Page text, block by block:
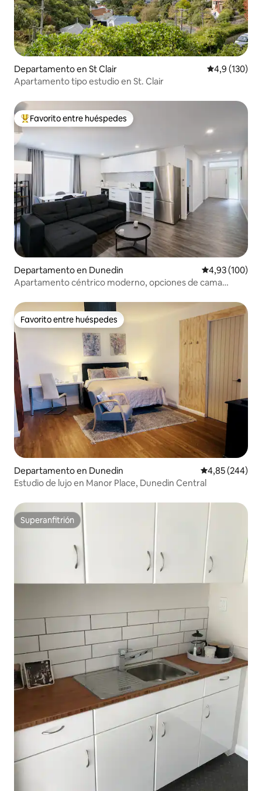
Departamento en St Clair Calificación
4,9 (130)
Apartamento tipo estudio en St. Clair
Favorito entre los huéspedes más destacados
Favorito entre huéspedes
Departamento en Dunedin Calificación
4,93 (100)
Apartamento céntrico moderno, opciones de cama
Favorito entre huéspedes
Favorito entre huéspedes
Departamento en Dunedin Calificación
4,85 (244)
Estudio de lujo en Manor Place, Dunedin Central
Superanfitrión
Superanfitrión